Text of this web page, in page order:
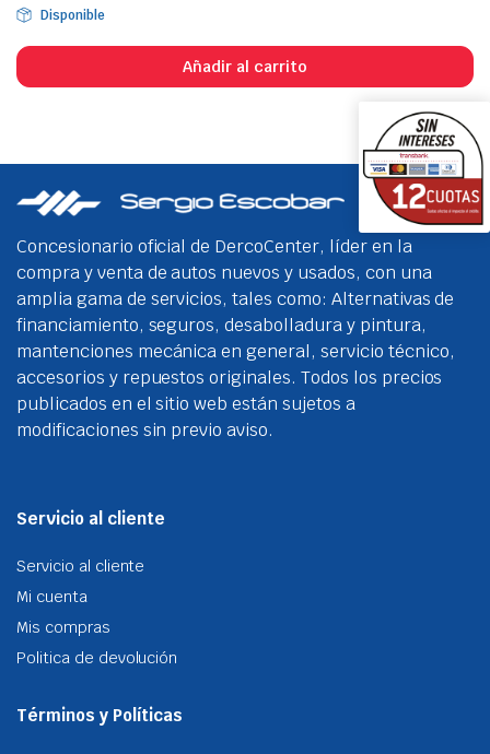
Disponible
Añadir al carrito
Concesionario oficial de DercoCenter, líder en la
compra y venta de autos nuevos y usados, con una
amplia gama de servicios, tales como: Alternativas de
financiamiento, seguros, desabolladura y pintura,
mantenciones mecánica en general, servicio técnico,
accesorios y repuestos originales. Todos los precios
publicados en el sitio web están sujetos a
modificaciones sin previo aviso.
Servicio al cliente
Servicio al cliente
Mi cuenta
Mis compras
Politica de devolución
Términos y Políticas